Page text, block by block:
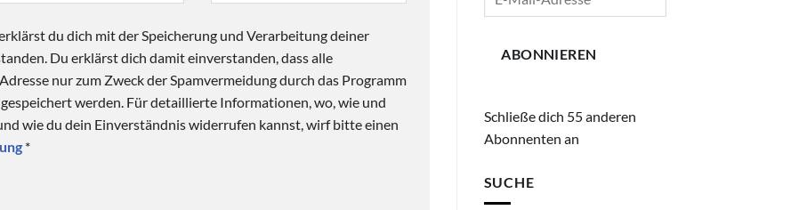
du dich mit der Speicherung und Verarbeitung deiner
Du erklärst dich damit einverstanden, dass alle
nur zum Zweck der Spamvermeidung durch das Programm
werden. Für detaillierte Informationen, wo, wie und
wie du dein Einverständnis widerrufen kannst, wirf bitte einen
*
ABONNIEREN
Schließe dich 55 anderen
Abonnenten an
SUCHE